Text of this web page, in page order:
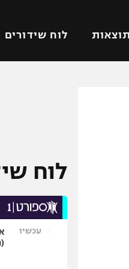
תוצאות לוח שידורים
לוח
עכשיו